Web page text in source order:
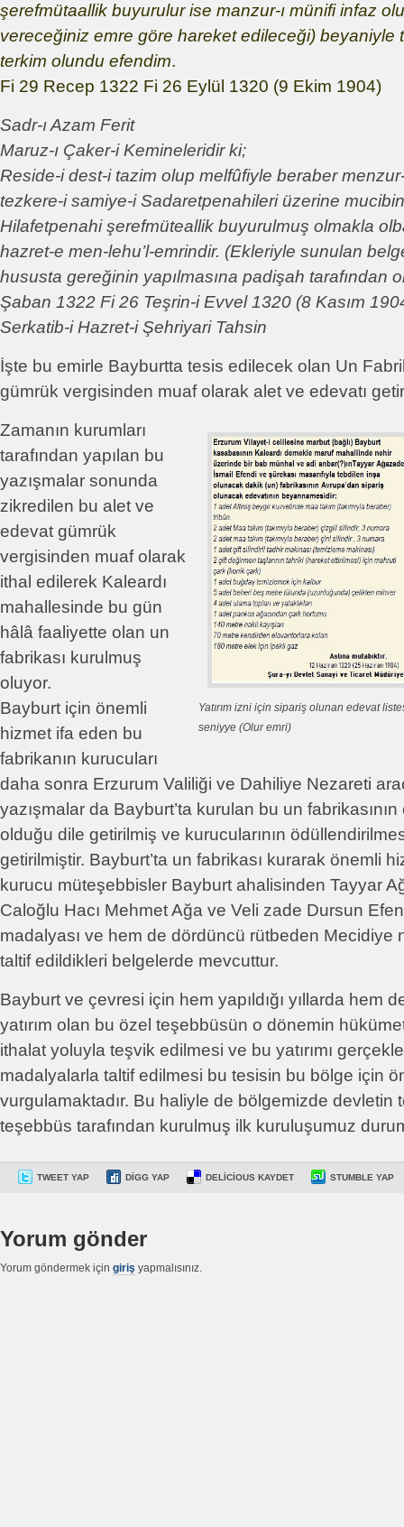
şerefmütaallik buyurulur ise manzur-ı münifi infaz
vereceğiniz emre göre hareket edileceği) beyaniyle
terkim olundu efendim.
Fi 29 Recep 1322 Fi 26 Eylül 1320 (9 Ekim 1904)
Sadr-ı Azam Ferit
Maruz-ı Çaker-i Kemineleridir ki;
Reside-i dest-i tazim olup melfûfiyle beraber
tezkere-i samiye-i Sadaretpenahileri üzerine
Hilafetpenahi şerefmüteallik buyurulmuş olmakla
hazret-e men-lehu’l-emrindir. (Ekleriyle sunulan
hususta gereğinin yapılmasına padişah tarafından
Şaban 1322 Fi 26 Teşrin-i Evvel 1320 (8 Kasım
Serkatib-i Hazret-i Şehriyari Tahsin
İşte bu emirle Bayburtta tesis edilecek olan Un
gümrük vergisinden muaf olarak alet ve edevatı
Yatırım izni için sipariş olunan edevat
seniyye (Olur emri)
Zamanın kurumları
tarafından yapılan bu
yazışmalar sonunda
zikredilen bu alet ve
edevat gümrük
vergisinden muaf olarak
ithal edilerek Kaleardı
mahallesinde bu gün
hâlâ faaliyette olan un
fabrikası kurulmuş
oluyor.
Bayburt için önemli
hizmet ifa eden bu
fabrikanın kurucuları
daha sonra Erzurum Valiliği ve Dahiliye Nezareti
yazışmalar da Bayburt’ta kurulan bu un
olduğu dile getirilmiş ve kurucularının
getirilmiştir. Bayburt’ta un fabrikası kurarak önemli
kurucu müteşebbisler Bayburt ahalisinden Tayyar
Caloğlu Hacı Mehmet Ağa ve Veli zade Dursun
madalyası ve hem de dördüncü rütbeden Mecidiye
taltif edildikleri belgelerde mevcuttur.
Bayburt ve çevresi için hem yapıldığı yıllarda hem
yatırım olan bu özel teşebbüsün o dönemin
ithalat yoluyla teşvik edilmesi ve bu yatırımı
madalyalarla taltif edilmesi bu tesisin bu bölge için
vurgulamaktadır. Bu haliyle de bölgemizde devletin
teşebbüs tarafından kurulmuş ilk kuruluşumuz
TWEET YAP DIGG YAP DELICIOUS KAYDET STUMBLE YAP
Yorum gönder
Yorum göndermek için giriş yapmalısınız.